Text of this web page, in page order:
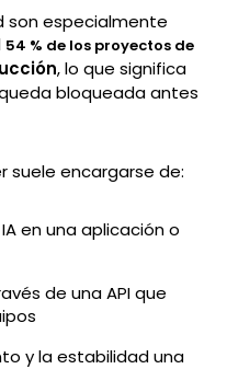
son especialmente
54 % de los proyectos de
, lo que significa
bloqueada antes
suele encargarse de:
en una aplicación o
de una API que
y la estabilidad una